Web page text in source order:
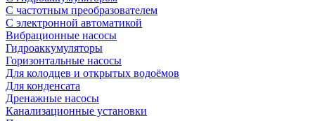
С частотным преобразователем
С электронной автоматикой
Вибрационные насосы
Гидроаккумуляторы
Горизонтальные насосы
Для колодцев и открытых водоёмов
Для конденсата
Дренажные насосы
Канализационные установки